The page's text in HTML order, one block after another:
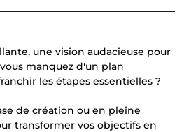
une vision audacieuse pour
manquez d'un plan
les étapes essentielles ?
de création ou en pleine
transformer vos objectifs en